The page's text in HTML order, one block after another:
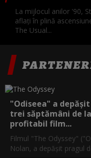
La mijlocul anilor '90,
aflați în plină
The Usual...
"Odiseea" a
trei săptămâni de
profitabil film...
Filmul "The Odyssey"
Nolan, a depăşit pragul